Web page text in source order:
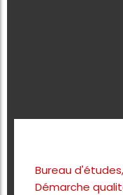
Bureau d'études,
Démarche